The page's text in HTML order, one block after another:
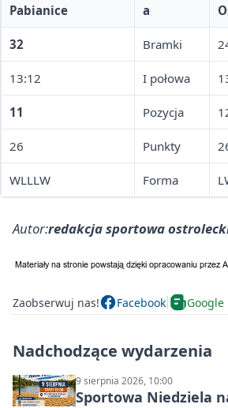
Pabianice
a
32 Bramki
13:12 I połowa
11 Pozycja
26 Punkty
WLLLW Forma
Autor:redakcja sportowa
Zaobserwuj nas! Facebook Google
Nadchodzące wydarzenia
9 sierpnia 2026, 10:00
Sportowa Niedziela